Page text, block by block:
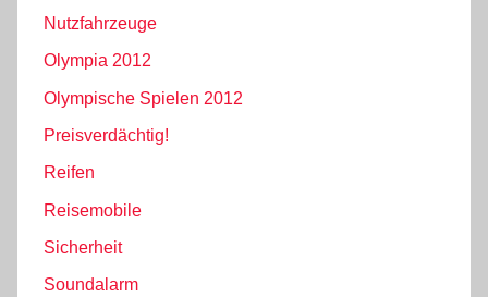
Nutzfahrzeuge
Olympia 2012
Olympische Spielen 2012
Preisverdächtig!
Reifen
Reisemobile
Sicherheit
Soundalarm